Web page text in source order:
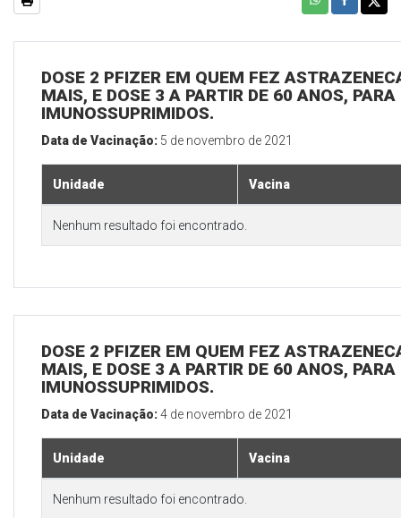
DOSE 2 PFIZER EM QUEM FEZ
MAIS, E DOSE 3 A PARTIR DE 60 ANOS,
IMUNOSSUPRIMIDOS.
Data de Vacinação: 5 de novembro de 2021
Unidade Vacina
Nenhum resultado foi encontrado.
DOSE 2 PFIZER EM QUEM FEZ
MAIS, E DOSE 3 A PARTIR DE 60 ANOS,
IMUNOSSUPRIMIDOS.
Data de Vacinação:4 de novembro de 2021
Unidade Vacina
Nenhum resultado foi encontrado.